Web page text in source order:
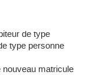
de type
type personne
nouveau matricule